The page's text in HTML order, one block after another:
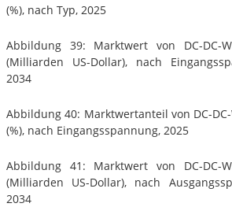
(%), nach Typ, 2025
Abbildung 39: Marktwert von DC-DC-
(Milliarden US-Dollar), nach
2034
Abbildung 40: Marktwertanteil von DC-
(%), nach Eingangsspannung, 2025
Abbildung 41: Marktwert von DC-DC-
(Milliarden US-Dollar), nach
2034